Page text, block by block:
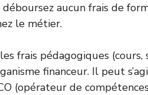
déboursez aucun frais de
le métier.
frais pédagogiques
financeur. Il peut
(opérateur de